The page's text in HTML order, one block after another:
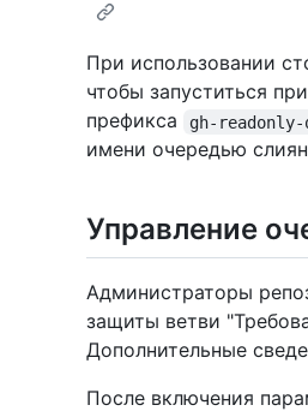
При использовании
чтобы запуститься
префикса
gh-readonly-
имени очередью
Управление
Администраторы
защиты ветви
Дополнительные
После включения